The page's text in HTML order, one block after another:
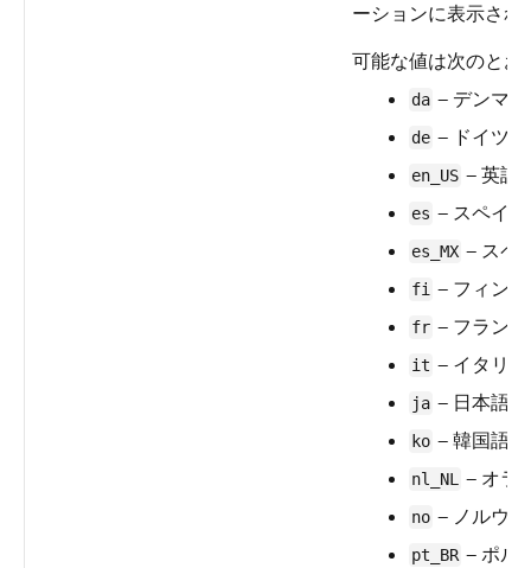
ーションに表示さ
可能な値は次のとお
da — デンマ
de — ドイツ語
en_US — 英語
es — スペイ
es_MX — スペ
fi — フィン
fr — フラン
it — イタリ
ja — 日本語
ko — 韓国語
nl_NL — オラ
no — ノルウ
pt_BR — ポル